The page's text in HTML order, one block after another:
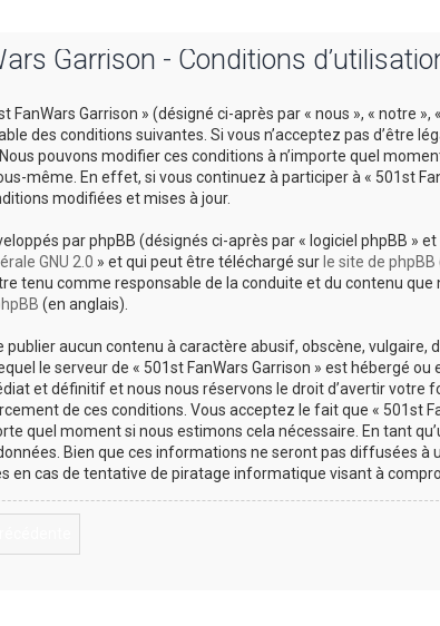
Garrison - Conditions
FanWars Garrison » (désigné ci-après par « nous », « notre
des conditions suivantes. Si vous n’acceptez pas d’être
Nous pouvons modifier ces conditions à n’importe quel
même. En effet, si vous continuez à participer à « 501st
modifiées et mises à jour.
par phpBB (désignés ci-après par « logiciel phpBB »
GNU 2.0 » et qui peut être téléchargé sur le site de phpBB
tenu comme responsable de la conduite et du contenu
(en anglais).
publier aucun contenu à caractère abusif, obscène,
le serveur de « 501st FanWars Garrison » est hébergé
et définitif et nous nous réservons le droit d’avertir votre
de ces conditions. Vous acceptez le fait que « 501st
quel moment si nous estimons cela nécessaire. En tant
Bien que ces informations ne seront pas diffusées
en cas de tentative de piratage informatique visant à